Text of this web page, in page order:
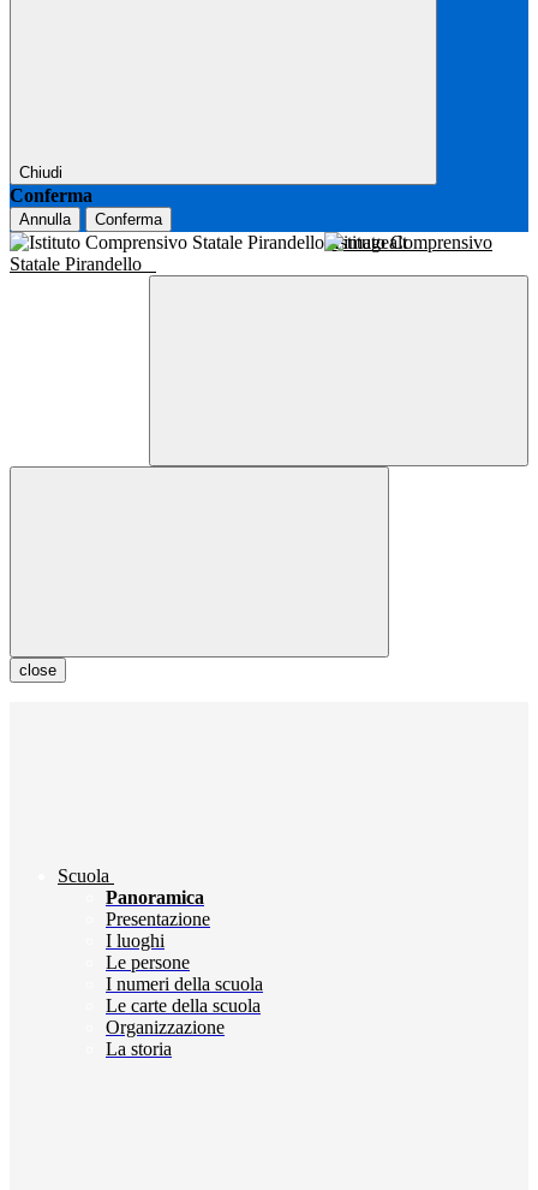
Chiudi
Conferma
Annulla Conferma
Istituto Comprensivo
Statale Pirandello
close
Scuola
Panoramica
Presentazione
I luoghi
Le persone
I numeri della scuola
Le carte della scuola
Organizzazione
La storia